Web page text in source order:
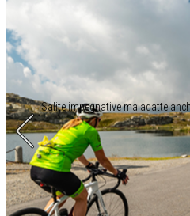
Salite impegnative ma adatte